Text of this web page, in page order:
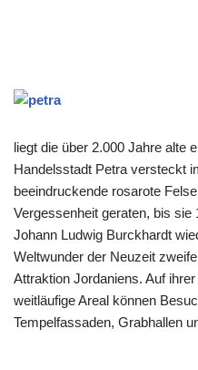
liegt die über 2.000 Jahre alte
Handelsstadt Petra versteckt
beeindruckende rosarote
Vergessenheit geraten, bis
Johann Ludwig Burckhardt
Weltwunder der Neuzeit
Attraktion Jordaniens. Auf
weitläufige Areal können
Tempelfassaden, Grabhallen